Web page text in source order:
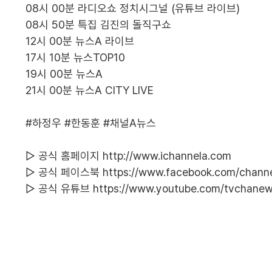
08시 00분 라디오쇼 정치시그널 (유튜브 라이브)
08시 50분 특집 김진의 돌직구쇼
12시 00분 뉴스A 라이브
17시 10분 뉴스TOP10
19시 00분 뉴스A
21시 00분 뉴스A CITY LIVE
#하정우 #한동훈 #채널A뉴스
▷ 공식 홈페이지 http://www.ichannela.com
▷ 공식 페이스북 https://www.facebook.com/
▷ 공식 유튜브 https://www.youtube.com/